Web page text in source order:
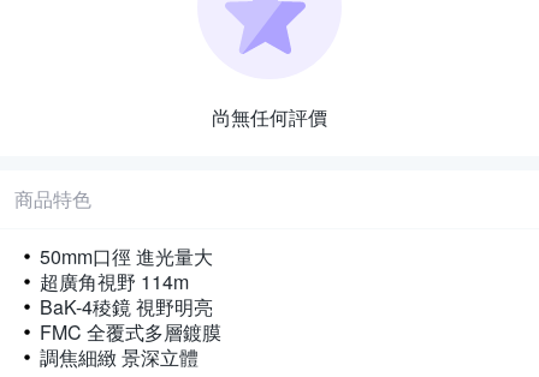
尚無任何評價
商品特色
50mm口徑 進光量大
超廣角視野 114m
BaK-4稜鏡 視野明亮
FMC 全覆式多層鍍膜
調焦細緻 景深立體